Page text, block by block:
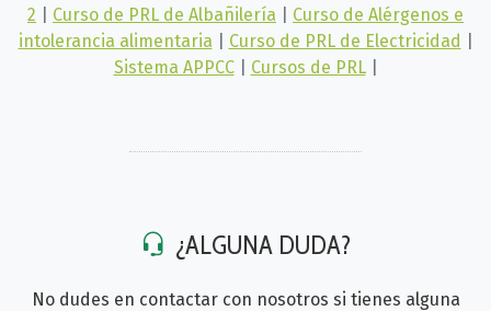
2
Curso de PRL de Albañilería
Curso de Alérgenos e
intolerancia alimentaria
Curso de PRL de Electricidad
Sistema APPCC
Cursos de PRL
¿ALGUNA DUDA?
No dudes en contactar con nosotros si tienes alguna